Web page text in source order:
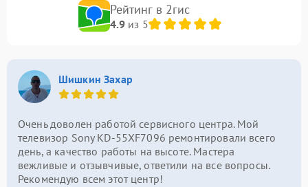
Рейтинг в 2гис
4.9из 5
Шишкин Захар
Очень доволен работой сервисного центра. Мой
телевизор Sony KD-55XF7096 ремонтировали всего
день, а качество работы на высоте. Мастера
вежливые и отзывчивые, ответили на все вопросы.
Рекомендую всем этот центр!